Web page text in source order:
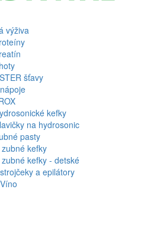
výživa
šťavy
kefky
na hydrosonic
pasty
kefky
kefky - detské
a epilátory